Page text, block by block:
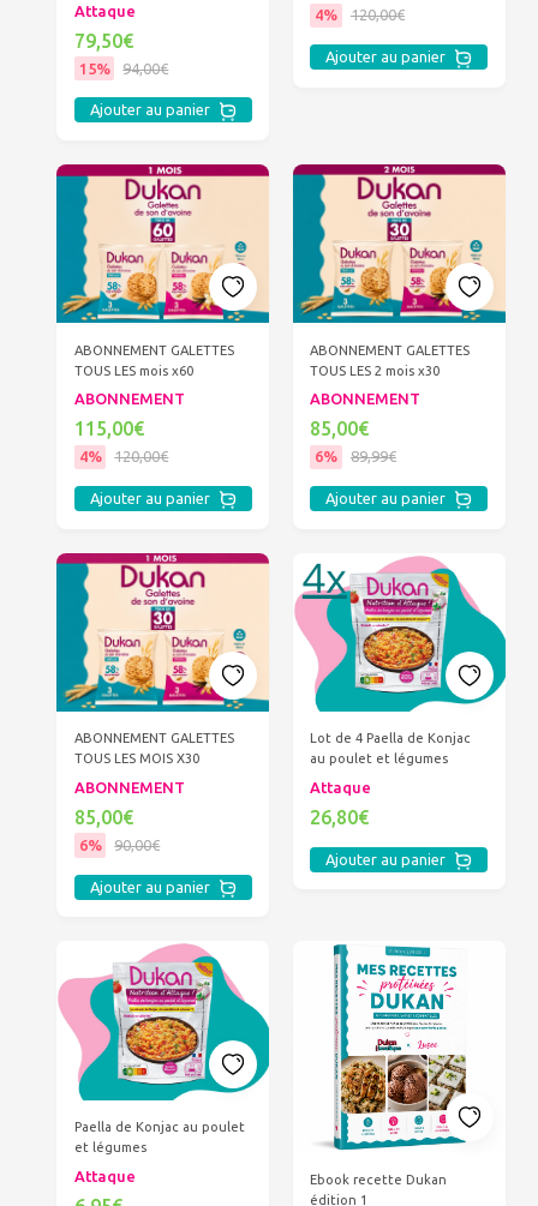
Attaque
79,50€
15% 94,00€
Ajouter au panier
4% 120,00€
Ajouter au panier
ABONNEMENT GALETTES
TOUS LES mois x60
ABONNEMENT
115,00€
4% 120,00€
Ajouter au panier
ABONNEMENT GALETTES
TOUS LES 2 mois x30
ABONNEMENT
85,00€
6% 89,99€
Ajouter au panier
ABONNEMENT GALETTES
TOUS LES MOIS X30
ABONNEMENT
85,00€
6% 90,00€
Ajouter au panier
Lot de 4 Paella de Konjac
au poulet et légumes
Attaque
26,80€
Ajouter au panier
Paella de Konjac au poulet
et légumes
Attaque
Ebook recette Dukan
édition 1